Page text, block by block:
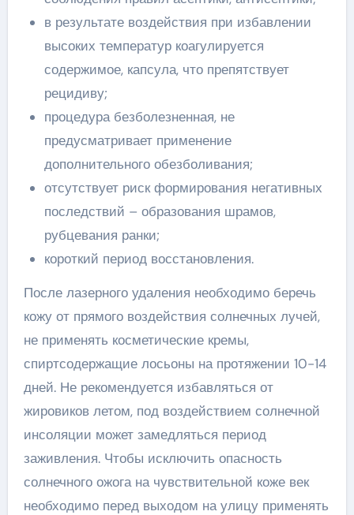
в результате воздействия при избавлении
высоких температур коагулируется
содержимое, капсула, что препятствует
рецидиву;
процедура безболезненная, не
предусматривает применение
дополнительного обезболивания;
отсутствует риск формирования негативных
последствий – образования шрамов,
рубцевания ранки;
короткий период восстановления.
После лазерного удаления необходимо беречь
кожу от прямого воздействия солнечных лучей,
не применять косметические кремы,
спиртсодержащие лосьоны на протяжении 10-14
дней. Не рекомендуется избавляться от
жировиков летом, под воздействием солнечной
инсоляции может замедляться период
заживления. Чтобы исключить опасность
солнечного ожога на чувствительной коже век
необходимо перед выходом на улицу применять